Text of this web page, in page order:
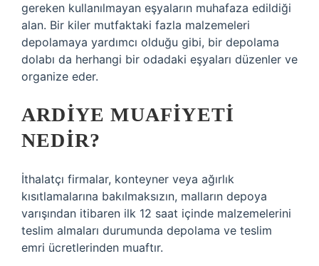
gereken kullanılmayan eşyaların muhafaza edildiği
alan. Bir kiler mutfaktaki fazla malzemeleri
depolamaya yardımcı olduğu gibi, bir depolama
dolabı da herhangi bir odadaki eşyaları düzenler ve
organize eder.
ARDIYE MUAFIYETI
NEDIR?
İthalatçı firmalar, konteyner veya ağırlık
kısıtlamalarına bakılmaksızın, malların depoya
varışından itibaren ilk 12 saat içinde malzemelerini
teslim almaları durumunda depolama ve teslim
emri ücretlerinden muaftır.